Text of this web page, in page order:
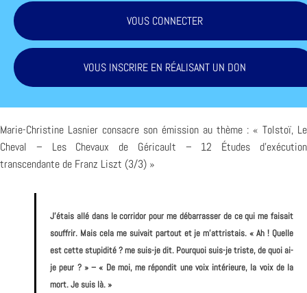
VOUS CONNECTER
VOUS INSCRIRE EN RÉALISANT UN DON
Marie-Christine Lasnier consacre son émission au thème : « Tolstoï, Le
Cheval – Les Chevaux de Géricault – 12 Études d’exécution
transcendante de Franz Liszt (3/3) »
J’étais allé dans le corridor pour me débarrasser de ce qui me faisait
souffrir. Mais cela me suivait partout et je m’attristais. « Ah ! Quelle
est cette stupidité ? me suis-je dit. Pourquoi suis-je triste, de quoi ai-
je peur ? » – « De moi, me répondit une voix intérieure, la voix de la
mort. Je suis là. »